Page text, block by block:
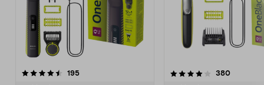
195recensioner
4.0 av 5 stjärnor 380
3.5 av 5 stjärnor